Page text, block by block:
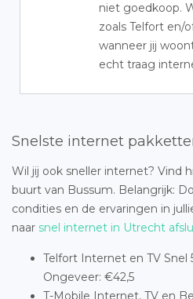
niet goedkoop.
zoals Telfort en/
wanneer jij
echt traag
Snelste internet
Wil jij ook sneller internet? Vind
buurt van Bussum. Belangrijk:
condities en de ervaringen in
naar snel internet in Utrecht
Telfort Internet en TV Snel
Ongeveer: €42,5
T-Mobile Internet, TV en